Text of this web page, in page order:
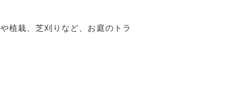
植栽、芝刈りなど、お庭のトラ